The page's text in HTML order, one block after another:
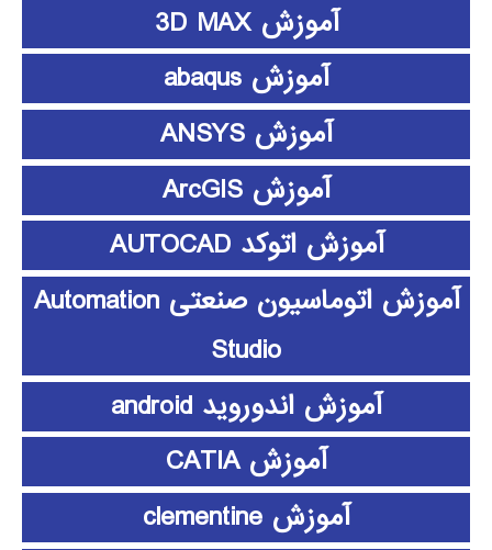
آموزش 3D MAX
آموزش abaqus
آموزش ANSYS
آموزش ArcGIS
آموزش اتوکد AUTOCAD
آموزش اتوماسیون صنعتی Automation
Studio
آموزش اندوروید android
آموزش CATIA
آموزش clementine